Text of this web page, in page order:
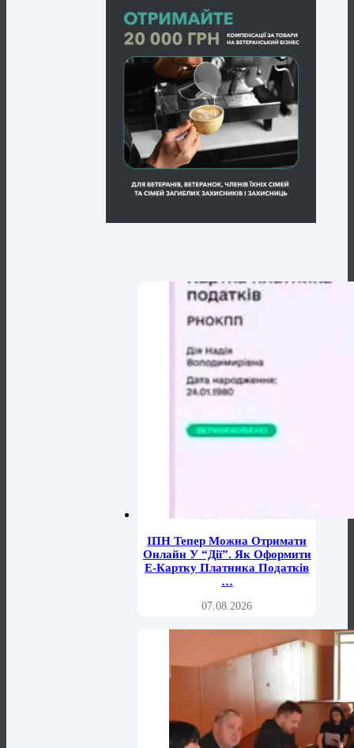
ІПН Тепер Можна Отримати
Онлайн У “Дії”. Як Оформити
Е-Картку Платника Податків
…
07.08.2026